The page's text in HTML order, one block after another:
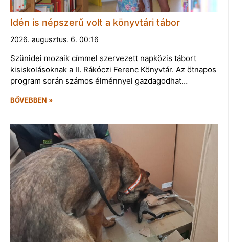
Idén is népszerű volt a könyvtári tábor
2026. augusztus. 6. 00:16
Szünidei mozaik címmel szervezett napközis tábort
kisiskolásoknak a II. Rákóczi Ferenc Könyvtár. Az ötnapos
program során számos élménnyel gazdagodhat…
BŐVEBBEN »